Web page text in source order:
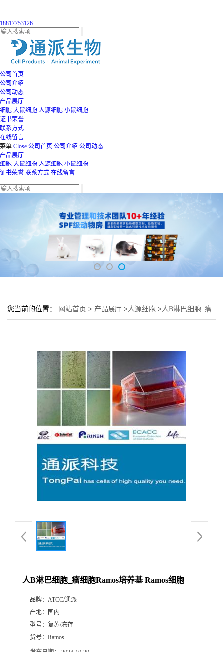
18817753126
公司首页
公司介绍
公司动态
产品展厅
细胞 大鼠细胞 人源细胞 小鼠细胞
证书荣誉
联系方式
在线留言
菜单 Close 公司首页 公司介绍 公司动态
产品展厅
细胞 大鼠细胞 人源细胞 小鼠细胞
证书荣誉 联系方式 在线留言
您当前的位置： 网站首页 > 产品展厅 >人源细胞 >人B淋巴细胞_瘤
人B淋巴细胞_瘤细胞Ramos培养基 Ramos细胞
品牌： ATCC/通派
产地：
国内
型号： 复苏/冻存
货号： Ramos